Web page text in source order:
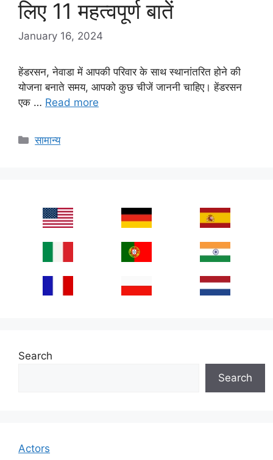
लिए 11 महत्वपूर्ण बातें
January 16, 2024
हेंडरसन, नेवाडा में आपकी परिवार के साथ स्थानांतरित होने की
योजना बनाते समय, आपको कुछ चीजें जाननी चाहिए। हेंडरसन
एक … Read more
Categories
सामान्य
Search
Search
Actors